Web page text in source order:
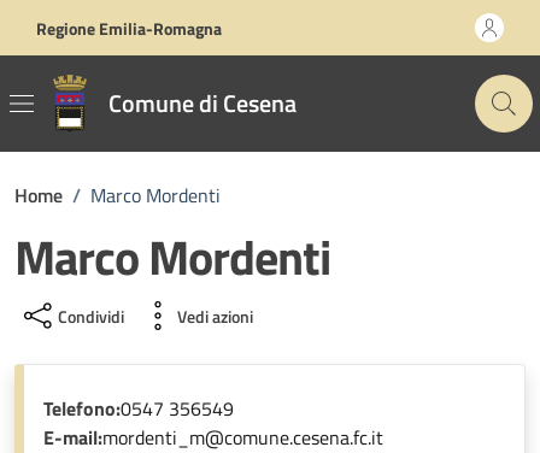
Regione Emilia-Romagna
Comune di Cesena
Home / Marco Mordenti
Marco Mordenti
Condividi Vedi azioni
Telefono:0547 356549
E-mail:mordenti_m@comune.cesena.fc.it